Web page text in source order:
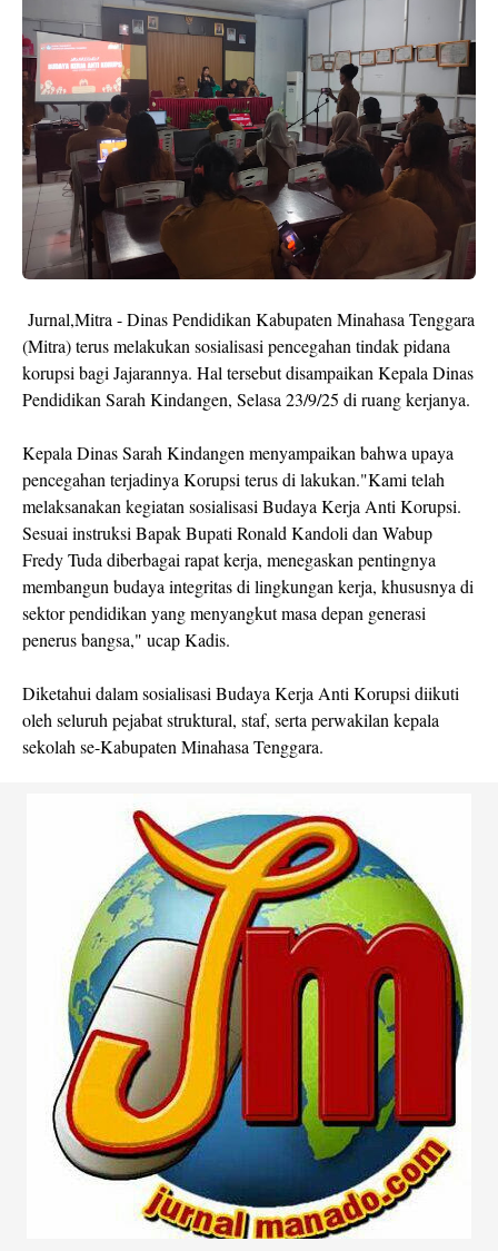
Jurnal,Mitra - Dinas Pendidikan Kabupaten Minahasa Tenggara
(Mitra) terus melakukan sosialisasi pencegahan tindak pidana
korupsi bagi Jajarannya. Hal tersebut disampaikan Kepala Dinas
Pendidikan Sarah Kindangen, Selasa 23/9/25 di ruang kerjanya.
Kepala Dinas Sarah Kindangen menyampaikan bahwa upaya
pencegahan terjadinya Korupsi terus di lakukan."Kami telah
melaksanakan kegiatan sosialisasi Budaya Kerja Anti Korupsi.
Sesuai instruksi Bapak Bupati Ronald Kandoli dan Wabup
Fredy Tuda diberbagai rapat kerja, menegaskan pentingnya
membangun budaya integritas di lingkungan kerja, khususnya di
sektor pendidikan yang menyangkut masa depan generasi
penerus bangsa," ucap Kadis.
Diketahui dalam sosialisasi Budaya Kerja Anti Korupsi diikuti
oleh seluruh pejabat struktural, staf, serta perwakilan kepala
sekolah se-Kabupaten Minahasa Tenggara.